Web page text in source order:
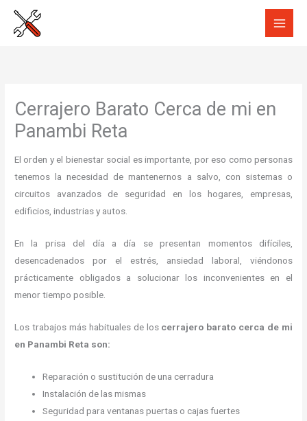
Cerrajero Barato Cerca de mi en
Panambi Reta
El orden y el bienestar social es importante, por eso como personas
tenemos la necesidad de mantenernos a salvo, con sistemas o
circuitos avanzados de seguridad en los hogares, empresas,
edificios, industrias y autos.
En la prisa del día a día se presentan momentos difíciles,
desencadenados por el estrés, ansiedad laboral, viéndonos
prácticamente obligados a solucionar los inconvenientes en el
menor tiempo posible.
Los trabajos más habituales de los cerrajero barato cerca de mi
en Panambi Reta son:
Reparación o sustitución de una cerradura
Instalación de las mismas
Seguridad para ventanas puertas o cajas fuertes